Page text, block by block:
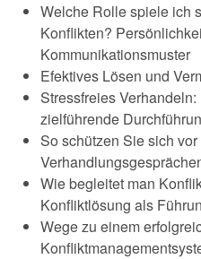
Welche Rolle spiele ich
Konflikten?
Kommunikationsmuster
Efektives Lösen und
Stressfreies
zielführende
So schützen Sie sich
Wie begleitet man
Konfliktlösung als
Wege zu einem